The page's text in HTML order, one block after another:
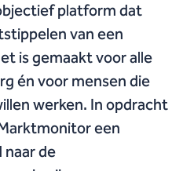
platform dat
van een
is gemaakt voor alle
én voor mensen die
werken. In opdracht
een
de